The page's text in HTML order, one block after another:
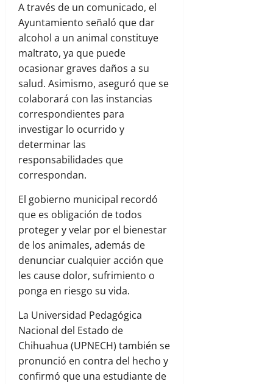
A través de un comunicado, el
Ayuntamiento señaló que dar
alcohol a un animal constituye
maltrato, ya que puede
ocasionar graves daños a su
salud. Asimismo, aseguró que se
colaborará con las instancias
correspondientes para
investigar lo ocurrido y
determinar las
responsabilidades que
correspondan.
El gobierno municipal recordó
que es obligación de todos
proteger y velar por el bienestar
de los animales, además de
denunciar cualquier acción que
les cause dolor, sufrimiento o
ponga en riesgo su vida.
La Universidad Pedagógica
Nacional del Estado de
Chihuahua (UPNECH) también se
pronunció en contra del hecho y
confirmó que una estudiante de